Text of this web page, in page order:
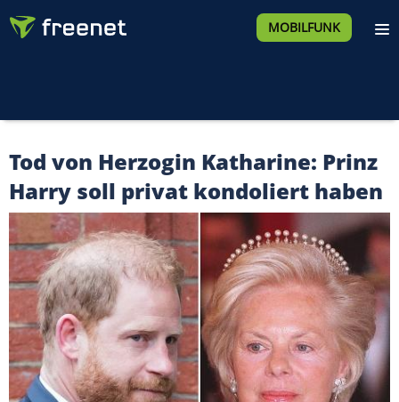
MOBILFUNK
Tod von Herzogin Katharine: Prinz
Harry soll privat kondoliert haben